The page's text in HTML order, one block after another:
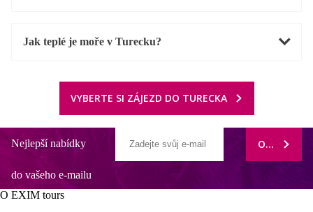
Jak teplé je moře v Turecku?
VYBERTE SI ZÁJEZD DO TURECKA
Nejlepší nabídky
do vašeho e-mailu
ODEBÍRAT
O EXIM tours